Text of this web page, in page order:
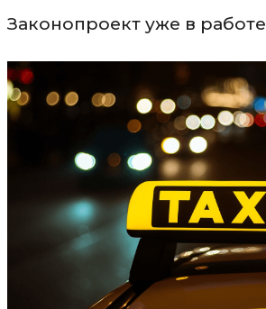
Законопроект уже в работе